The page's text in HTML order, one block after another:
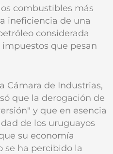
combustibles más
ineficiencia de una
considerada
que pesan
Cámara de Industrias,
que la derogación de
y que en esencia
de los uruguayos
su economía
se ha percibido la